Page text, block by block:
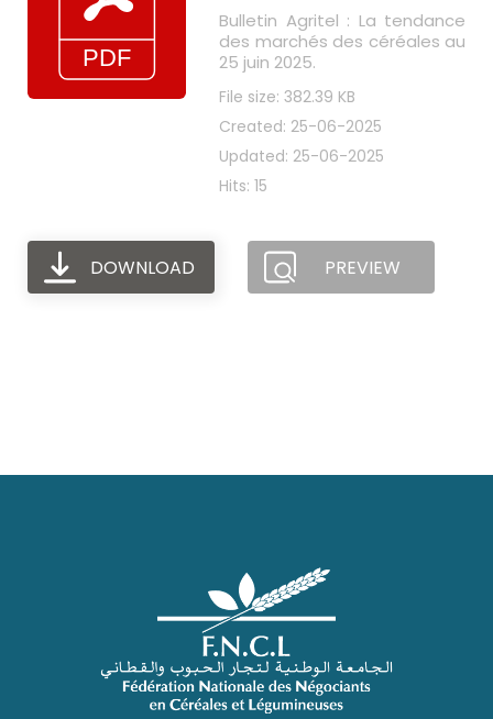
Bulletin Agritel : La tendance
des marchés des céréales au
25 juin 2025.
File size: 382.39 KB
Created: 25-06-2025
Updated: 25-06-2025
Hits: 15
DOWNLOAD PREVIEW